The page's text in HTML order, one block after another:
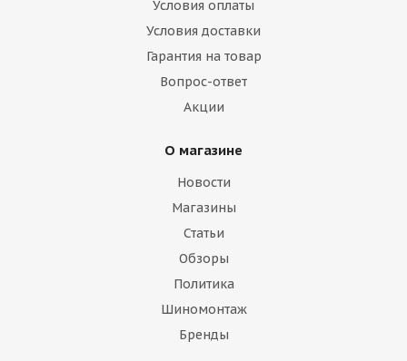
Условия оплаты
Условия доставки
Гарантия на товар
Вопрос-ответ
Акции
О магазине
Новости
Магазины
Статьи
Обзоры
Политика
Шиномонтаж
Бренды